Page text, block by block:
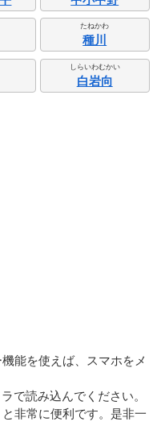
たねかわ
種川
しらいわむかい
白岩向
能を使えば、スマホをメ
で読み込んでください。
非常に便利です。是非一